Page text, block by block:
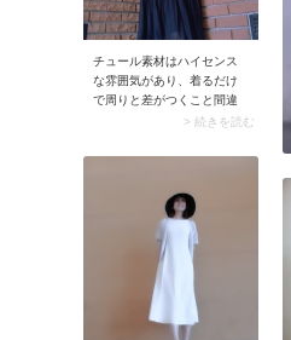
チュール素材はハイセンス
な雰囲気があり、着るだけ
で周りと差がつくこと間違
いなし。初心者さんにはキ
ね着するのがおすすめで
上がりますよ。
> 続きを読む